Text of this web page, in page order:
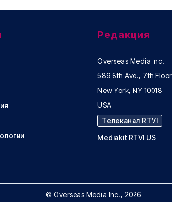
Редакция
Overseas Media Inc.
589 8th Ave., 7th Floor
New York, NY 10018
USA
Телеканал RTVI
Mediakit RTVI US
© Overseas Media Inc., 2026